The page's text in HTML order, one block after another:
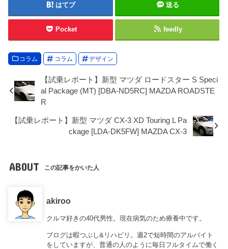
はてブ 送る
Pocket feedly
コラム コラム デザイン
【試乗レポート】新型 マツダ ロードスター S Speci
al Package (MT) [DBA-ND5RC] MAZDA ROADSTE
R
【試乗レポート】新型 マツダ CX-3 XD Touring L Pa
ckage [LDA-DK5FW] MAZDA CX-3
ABOUT この記事をかいた人
akiroo
クルマ好きの40代男性。現在病気のため療養中です。
ブログは暇つぶし&リハビリ。週2で短時間のアルバイト
をしていますが、普通の人のように毎日フルタイムで働く